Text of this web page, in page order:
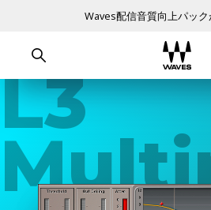
Waves配信音質向上パック
L3